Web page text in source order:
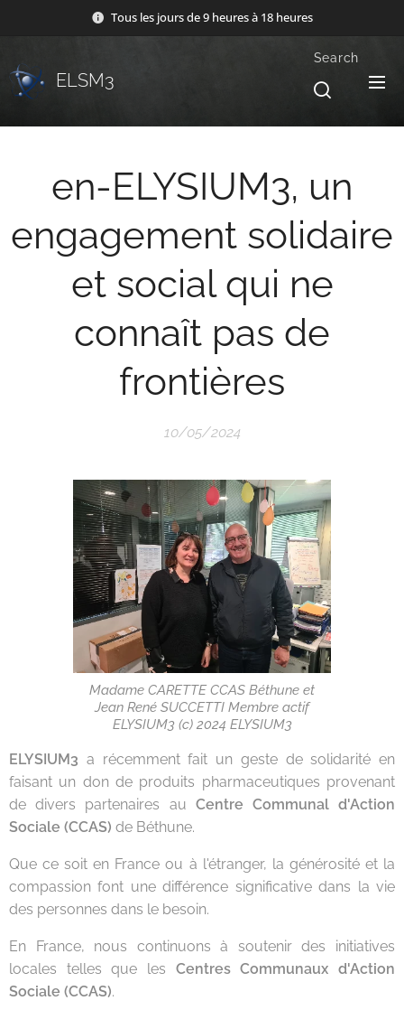
Tous les jours de 9 heures à 18 heures
ELSM3
Search
en-ELYSIUM3, un
engagement solidaire
et social qui ne
connaît pas de
frontières
10/05/2024
Madame CARETTE CCAS Béthune et
Jean René SUCCETTI Membre actif
ELYSIUM3 (c) 2024 ELYSIUM3
ELYSIUM3 a récemment fait un geste de solidarité en
faisant un don de produits pharmaceutiques provenant
de divers partenaires au Centre Communal d'Action
Sociale (CCAS) de Béthune.
Que ce soit en France ou à l'étranger, la générosité et la
compassion font une différence significative dans la vie
des personnes dans le besoin.
En France, nous continuons à soutenir des initiatives
locales telles que les Centres Communaux d'Action
Sociale (CCAS).